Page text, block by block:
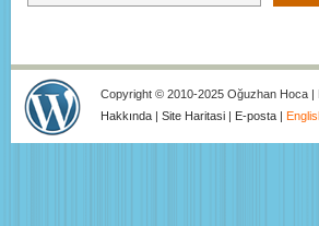
Copyright © 2010-2025 Oğuzhan Hoca |
Hakkında | Site Haritasi | E-posta |